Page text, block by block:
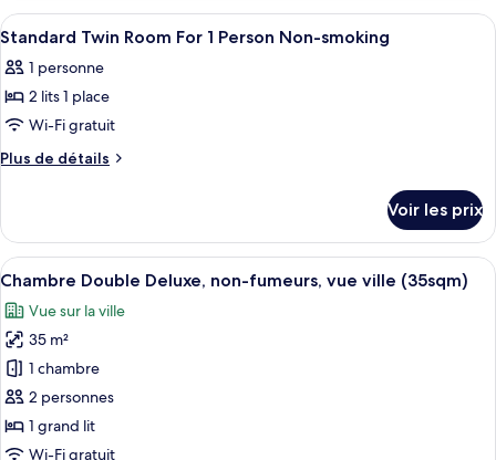
Standard
Semi-
double
Room
type
de
Standard
Semi-
Room
Afficher
toutes
les
photos
pour
ce
chambre :
Standard
Twin
Room
For
1
Person
Non-
smoking
Literie de qualité supérieure, couette
1
Standard Twin Room For 1 Person Non-smoking
1 personne
2 lits 1 place
Wi-Fi gratuit
Plus de détails
Plus
le
type
de
Standard
Twin
Room
For
Person
Non-
smoking
Voir les prix
Afficher
toutes
les
photos
pour
ce
type
de
Une chambre d’hôtel avec un lit, un
14
Chambre Double Deluxe, non-fumeurs, vue ville (35sqm)
Vue sur la ville
35 m²
1 chambre
2 personnes
1 grand lit
Wi-Fi gratuit